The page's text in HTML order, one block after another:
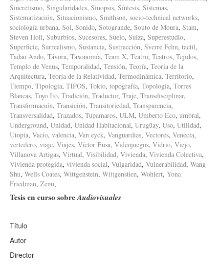
Sincretismo, Singularidades, Sinopsis, Síntesis, Sistemas,
Sistematización, Situacionismo, Smithson, socio-technical networks,
sociología urbana, Sol, Sonido, Sotogrande, Souto de Moura, Stam,
Steven Holl, Suburbios, Sucesores, Suelo, Suiza, Superestudio,
Superficie, Surrealismo, Sustancia, Sustracción, Sverre Fehn, tactil,
Tadao Ando, Távora, Taxonomía, Team X, Teatro, Teatros, Tejidos,
Templo de Venus, Temporalidad, Tensión, Teoría, Teoría de la
Arquitectura, Teoria de la Relatividad, Termodinámica, Territorio,
Tiempo, Tipología, TIPOS, Tokio, topografía, Topología, Torres
Blancas, Toyo Ito, Tradición, Traductor, Traje, Transdisciplinar,
Transformación, Transición, Transitoriedad, Transparencia,
Transversalidad, Trazados, Tupamaros, ULM, Umberto Eco, umbral,
Underground, Unidad, Unidad Habitacional, Urugüay, Uso, Utilidad,
Utopía, Vacío, valencia, Van eyck, Vanguardias, Vectores, Venecia,
vertedero, viaje, Viajes, Víctor Eusa, Videojuegos, Vidrio, Viejo,
Villanova Artigas, Virtual, Visibilidad, Vivienda, Vivienda Colectiva,
Vivienda protegida, vivienda social, Vulgaridad, Vulnerabilidad, Wang
Shu, Wells Coates, Wittgenstein, Wittgenstien, Wohlert, Yona
Friedman, Zenu,
Tesis en curso sobreAudiovisuales
Título
Autor
Director